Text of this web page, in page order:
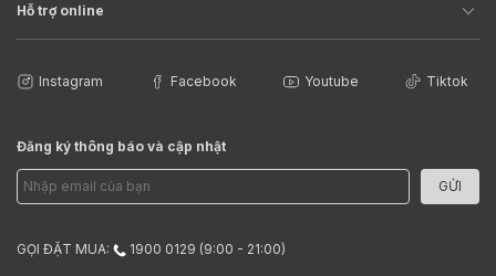
Hỗ trợ online
Instagram Facebook Youtube Tiktok
Đăng ký thông báo và cập nhật
GỬI
GỌI ĐẶT MUA: 1900 0129 (9:00 - 21:00)